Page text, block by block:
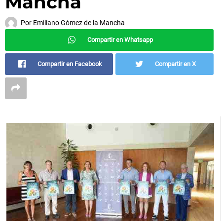
Por Emiliano Gómez de la Mancha
Compartir en Whatsapp
Compartir en Facebook Compartir en X